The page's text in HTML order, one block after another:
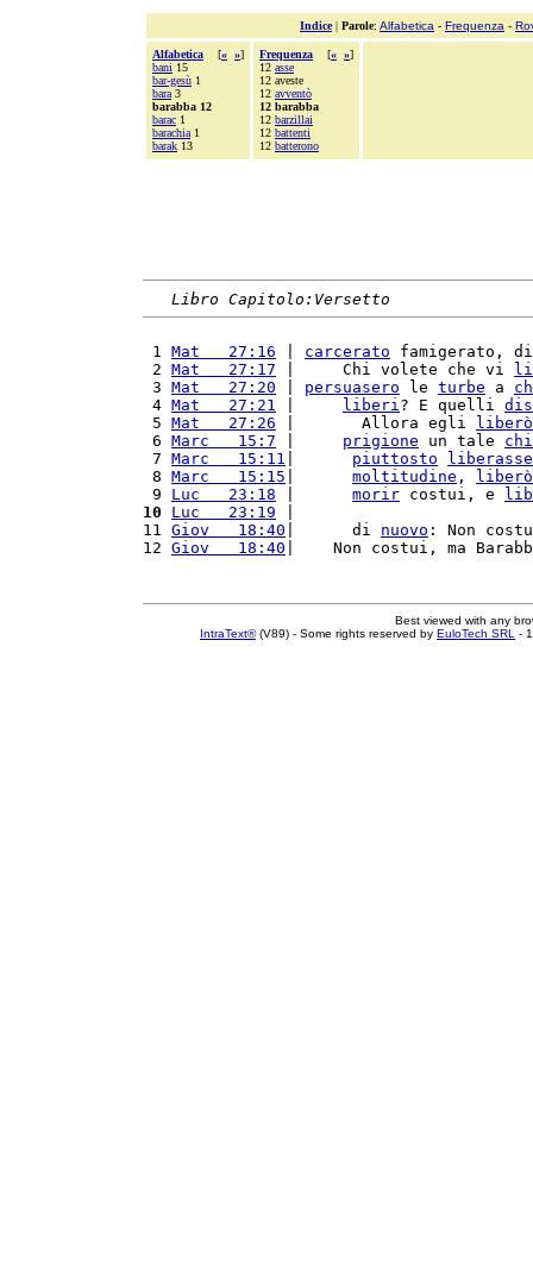
Indice| Parole: Alfabetica - Frequenza -
Alfabetica [« »]
bani 15
bar-gesù 1
bara 3
barabba 12
barac 1
barachia 1
barak 13
Frequenza [« »]
12 asse
12 aveste
12 avventò
12 barabba
12 barzillai
12 battenti
12 batterono
Libro Capitolo:Versetto
1 Mat   27:16 carcerato famigerato,
2 Mat   27:17 |     Chi volete che vi
3 Mat   27:20 persuasero le turbe a
4 Mat   27:21 liberi? E quelli
5 Mat   27:26 |       Allora egli
liberò
6 Marc   15:7 prigione un tale
7 Marc   15:11 piuttosto
liberasse
8 Marc   15:15 moltitudine ,
liberò
9 Luc   23:18 morir costui, e
10
Luc   23:19
11 Giov   18:40 |      di nuovo : Non
12 Giov   18:40 |    Non costui, ma
Best viewed with any
IntraText®(V89) - Some rights reserved by EuloTech SRL -